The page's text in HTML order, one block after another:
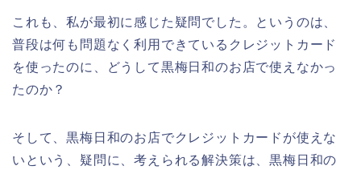
これも、私が最初に感じた疑問でした。というのは、
普段は何も問題なく利用できているクレジットカード
を使ったのに、どうして黒梅日和のお店で使えなかっ
たのか？
そして、黒梅日和のお店でクレジットカードが使えな
いという、疑問に、考えられる解決策は、黒梅日和の